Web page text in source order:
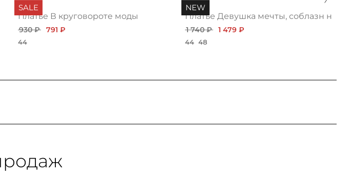
SALE
Платье В круговороте моды
930 ₽ 791 ₽
44
NEW
Платье Девушка мечты, соблазн нью
1 740 ₽ 1 479 ₽
44 48